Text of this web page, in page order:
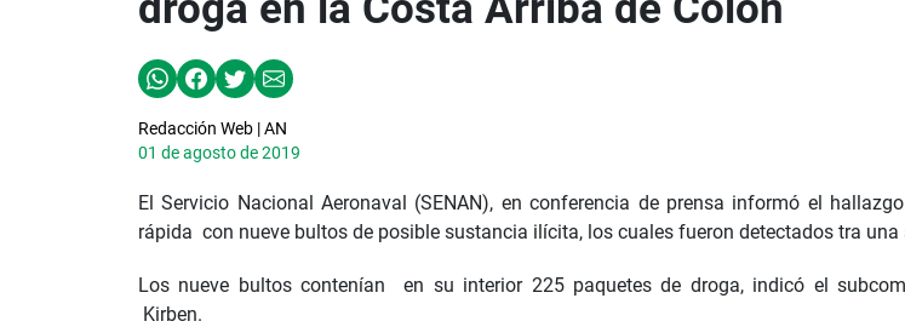
Redacción Web | AN
01 de agosto de 2019
El Servicio Nacional Aeronaval (SENAN), en conferencia de prensa informó el
rápida con nueve bultos de posible sustancia ilícita, los cuales fueron detectados tra una
Los nueve bultos contenían en su interior 225 paquetes de droga, indicó el
Kirben.